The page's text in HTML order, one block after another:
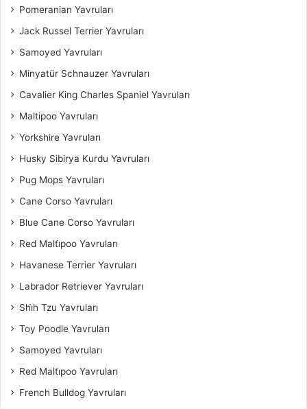
Pomeranian Yavruları
Jack Russel Terrier Yavruları
Samoyed Yavruları
Minyatür Schnauzer Yavruları
Cavalier King Charles Spaniel​ Yavruları
Maltipoo Yavruları
Yorkshire Yavruları
Husky Sibirya Kurdu Yavruları
Pug Mops Yavruları
Cane Corso Yavruları
Blue Cane Corso Yavruları
Red Malti̇poo Yavruları
Havanese Terrier Yavruları
Labrador Retriever Yavruları
Shi̇h Tzu Yavruları
Toy Poodle Yavruları
Samoyed Yavruları
Red Malti̇poo Yavruları
French Bulldog Yavruları